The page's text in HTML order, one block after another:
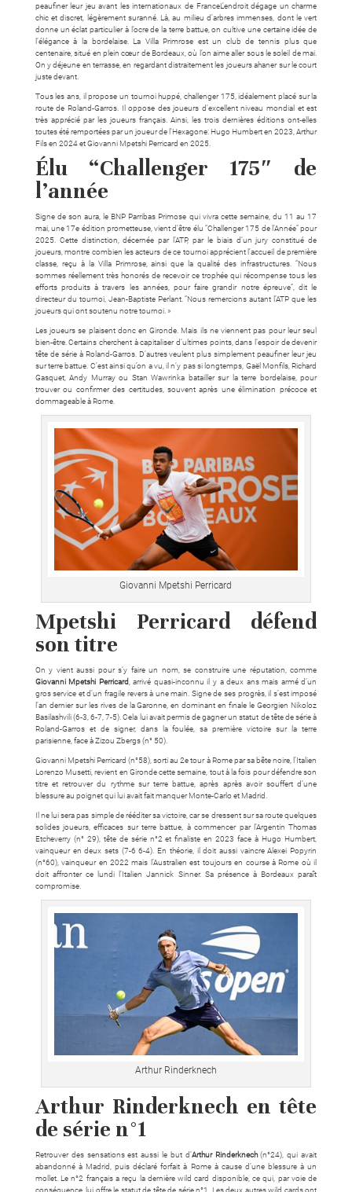
peaufiner leur jeu avant les internationaux de FranceL’endroit dégage un charme
chic et discret, légèrement suranné. Là, au milieu d’arbres immenses, dont le vert
donne un éclat particulier à l’ocre de la terre battue, on cultive une certaine idée de
l’élégance à la bordelaise. La Villa Primrose est un club de tennis plus que
centenaire, situé en plein cœur de Bordeaux, où l’on aime aller sous le soleil de mai.
On y déjeune en terrasse, en regardant distraitement les joueurs ahaner sur le court
juste devant.
Tous les ans, il propose un tournoi huppé, challenger 175, idéalement placé sur la
route de Roland-Garros. Il oppose des joueurs d’excellent niveau mondial et est
très apprécié par les joueurs français. Ainsi, les trois dernières éditions ont-elles
toutes été remportées par un joueur de l’Hexagone: Hugo Humbert en 2023, Arthur
Fils en 2024 et Giovanni Mpetshi Perricard en 2025.
Élu “Challenger 175″ de
l’année
Signe de son aura, le BNP Parribas Primose qui vivra cette semaine, du 11 au 17
mai, une 17e édition prometteuse, vient d’être élu “Challenger 175 de l’Année” pour
2025. Cette distinction, décernée par l’ATP, par le biais d’un jury constitué de
joueurs, montre combien les acteurs de ce tournoi apprécient l’accueil de première
classe, reçu à la Villa Primrose, ainsi que la qualité des infrastructures. “Nous
sommes réellement très honorés de recevoir ce trophée qui récompense tous les
efforts produits à travers les années, pour faire grandir notre épreuve”, dit le
directeur du tournoi, Jean-Baptiste Perlant. “Nous remercions autant l’ATP que les
joueurs qui ont soutenu notre tournoi. »
Les joueurs se plaisent donc en Gironde. Mais ils ne viennent pas pour leur seul
bien-être. Certains cherchent à capitaliser d’ultimes points, dans l’espoir de devenir
tête de série à Roland-Garros. D’autres veulent plus simplement peaufiner leur jeu
sur terre battue. C’est ainsi qu’on a vu, il n’y pas si longtemps, Gaël Monfils, Richard
Gasquet, Andy Murray ou Stan Wawrinka batailler sur la terre bordelaise, pour
trouver ou confirmer des certitudes, souvent après une élimination précoce et
dommageable à Rome.
Giovanni Mpetshi Perricard
Mpetshi Perricard défend
son titre
On y vient aussi pour s’y faire un nom, se construire une réputation, comme
Giovanni Mpetshi Perricard , arrivé quasi-inconnu il y a deux ans mais armé d’un
gros service et d’un fragile revers à une main. Signe de ses progrès, il s’est imposé
l’an dernier sur les rives de la Garonne, en dominant en finale le Georgien Nikoloz
Basilashvili (6-3, 6-7, 7-5). Cela lui avait permis de gagner un statut de tête de série à
Roland-Garros et de signer, dans la foulée, sa première victoire sur la terre
parisienne, face à Zizou Zbergs (n° 50).
Giovanni Mpetshi Perricard (n°58), sorti au 2e tour à Rome par sa bête noire, l’Italien
Lorenzo Musetti, revient en Gironde cette semaine, tout à la fois pour défendre son
titre et retrouver du rythme sur terre battue, après après avoir souffert d’une
blessure au poignet qui lui avait fait manquer Monte-Carlo et Madrid.
Il ne lui sera pas simple de rééditer sa victoire, car se dressent sur sa route quelques
solides joueurs, efficaces sur terre battue, à commencer par l’Argentin Thomas
Etcheverry (n° 29), tête de série n°2 et finaliste en 2023 face à Hugo Humbert,
vainqueur en deux sets (7-6 6-4). En théorie, il doit aussi vaincre Alexei Popyrin
(n°60), vainqueur en 2022 mais l’Australien est toujours en course à Rome où il
doit affronter ce lundi l’Italien Jannick Sinner. Sa présence à Bordeaux paraît
compromise.
Arthur Rinderknech
Arthur Rinderknech en tête
de série n°1
Retrouver des sensations est aussi le but d’Arthur Rinderknech(n°24), qui avait
abandonné à Madrid, puis déclaré forfait à Rome à cause d’une blessure à un
mollet. Le n°2 français a reçu la dernière wild card disponible, ce qui, par voie de
conséquence, lui offre le statut de tête de série n°1. Les deux autres wild cards ont